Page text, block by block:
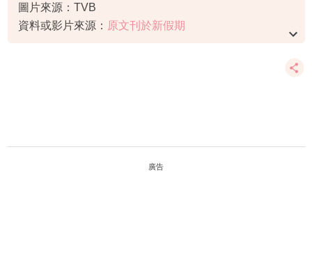
圖片來源：TVB
資料或影片來源： 原文刊於新假期
廣告